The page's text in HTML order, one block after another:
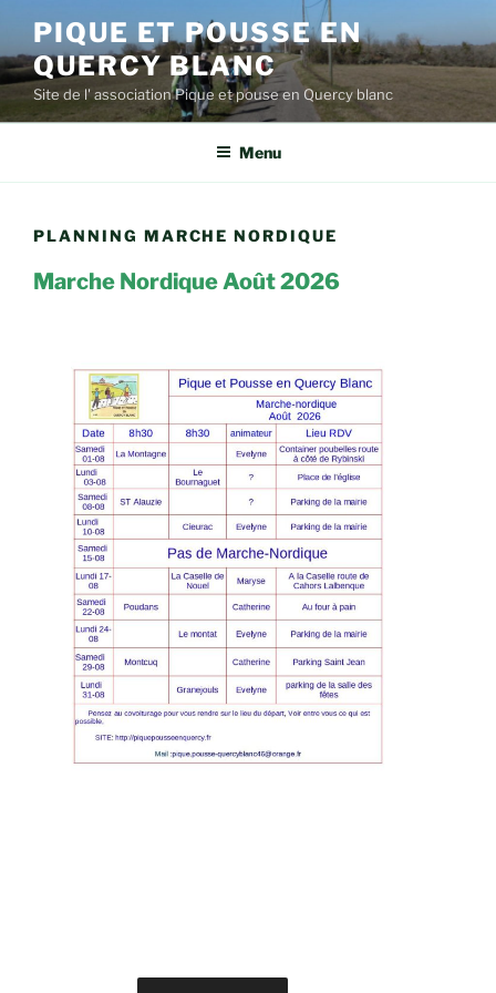
contenu
principal
PIQUE ET POUSSE EN
QUERCY BLANC
Site de l' association Pique et pouse en Quercy blanc
Menu
PLANNING MARCHE NORDIQUE
Marche Nordique Août 2026